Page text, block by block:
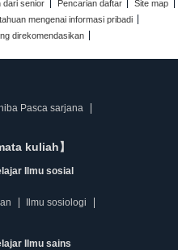
dari senior Pencarian daftar
Site map
mengenai informasi pribadi
direkomendasikan
Pasca sarjana
kuliah】
Ilmu sosial
Ilmu sosiologi
Ilmu sains